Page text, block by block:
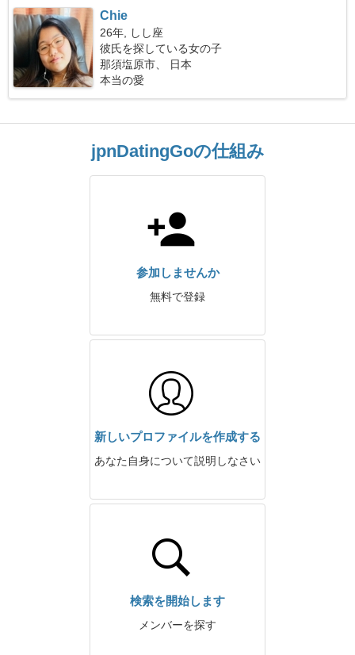
Chie
26年, しし座
彼氏を探している女の子
那須塩原市、 日本
本当の愛
jpnDatingGoの仕組み
参加しませんか
無料で登録
新しいプロファイルを作成する
あなた自身について説明しなさい
検索を開始します
メンバーを探す